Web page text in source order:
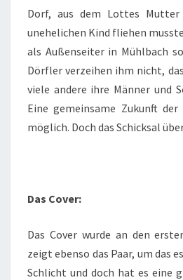
Dorf, aus dem Lottes
unehelichen Kind fliehen
als Außenseiter in Mühlbach
Dörfler verzeihen ihm nicht,
viele andere ihre Männer und
Eine gemeinsame Zukunft
möglich. Doch das Schicksal
Das Cover:
Das Cover wurde an den
zeigt ebenso das Paar, um das
Schlicht und doch hat es eine